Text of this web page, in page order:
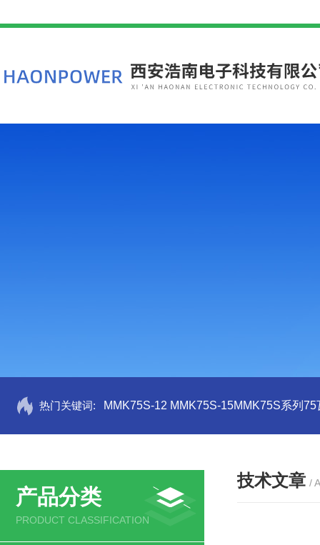
热门关键词: MMK75S-12 MMK75S-15MMK75S系列
产品分类
PRODUCT CLASSIFICATION
技术文章 /